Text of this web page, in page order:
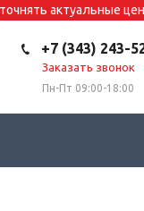
актуальные
+7 (343) 243-
Заказать звонок
Пн-Пт 09:00-18:00